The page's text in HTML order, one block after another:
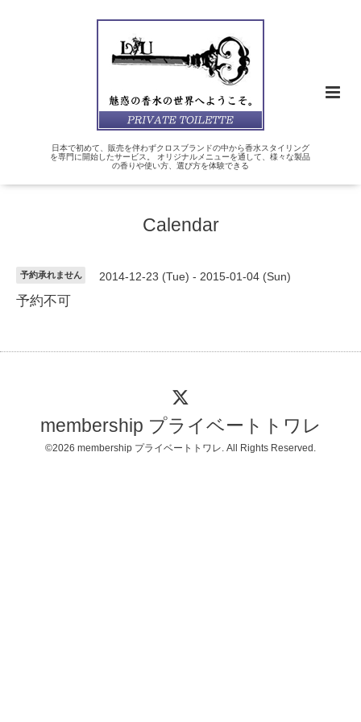
日本で初めて、販売を伴わずクロスブランドの中から香水スタイリング
を専門に開始したサービス。 オリジナルメニューを通して、様々な製品
の香りや使い方、選び方を体験できる
Calendar
予約承れません 2014-12-23 (Tue) - 2015-01-04 (Sun)
予約不可
membership プライベートトワレ
©2026 membership プライベートトワレ. All Rights Reserved.